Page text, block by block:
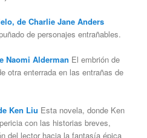
de Charlie Jane Anders
de personajes entrañables.
Naomi Alderman El embrión de
otra enterrada en las entrañas de
Ken Liu Esta novela, donde Ken
con las historias breves,
del lector hacia la fantasía épica